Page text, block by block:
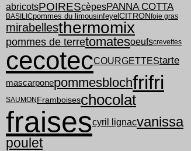
abricotsPOIREScèpesPANNA COTTA
BASILICpommes du limousinfeyelCITRONfoie gras
mirabellesthermomix
pommes de terretomatesoeufscrevettes
cecotecCOURGETTEStarte
mascarponepommesblochfrifri
SAUMON Framboiseschocolat
fraisescyril lignacvanissa
poulet